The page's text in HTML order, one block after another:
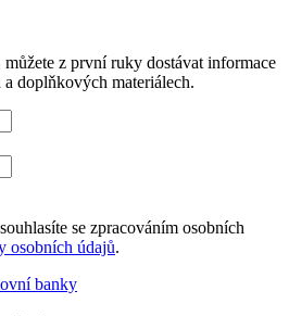
z první ruky dostávat informace
doplňkových materiálech.
se zpracováním osobních
osobních údajů.
banky